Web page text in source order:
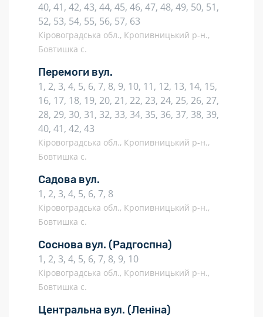
40, 41, 42, 43, 44, 45, 46, 47, 48, 49, 50, 51,
52, 53, 54, 55, 56, 57, 63
Кіровоградська обл., Кропивницький р-н.,
Бовтишка с.
Перемоги вул.
1, 2, 3, 4, 5, 6, 7, 8, 9, 10, 11, 12, 13, 14, 15,
16, 17, 18, 19, 20, 21, 22, 23, 24, 25, 26, 27,
28, 29, 30, 31, 32, 33, 34, 35, 36, 37, 38, 39,
40, 41, 42, 43
Кіровоградська обл., Кропивницький р-н.,
Бовтишка с.
Садова вул.
1, 2, 3, 4, 5, 6, 7, 8
Кіровоградська обл., Кропивницький р-н.,
Бовтишка с.
Соснова вул. (Радгоспна)
1, 2, 3, 4, 5, 6, 7, 8, 9, 10
Кіровоградська обл., Кропивницький р-н.,
Бовтишка с.
Центральна вул. (Леніна)